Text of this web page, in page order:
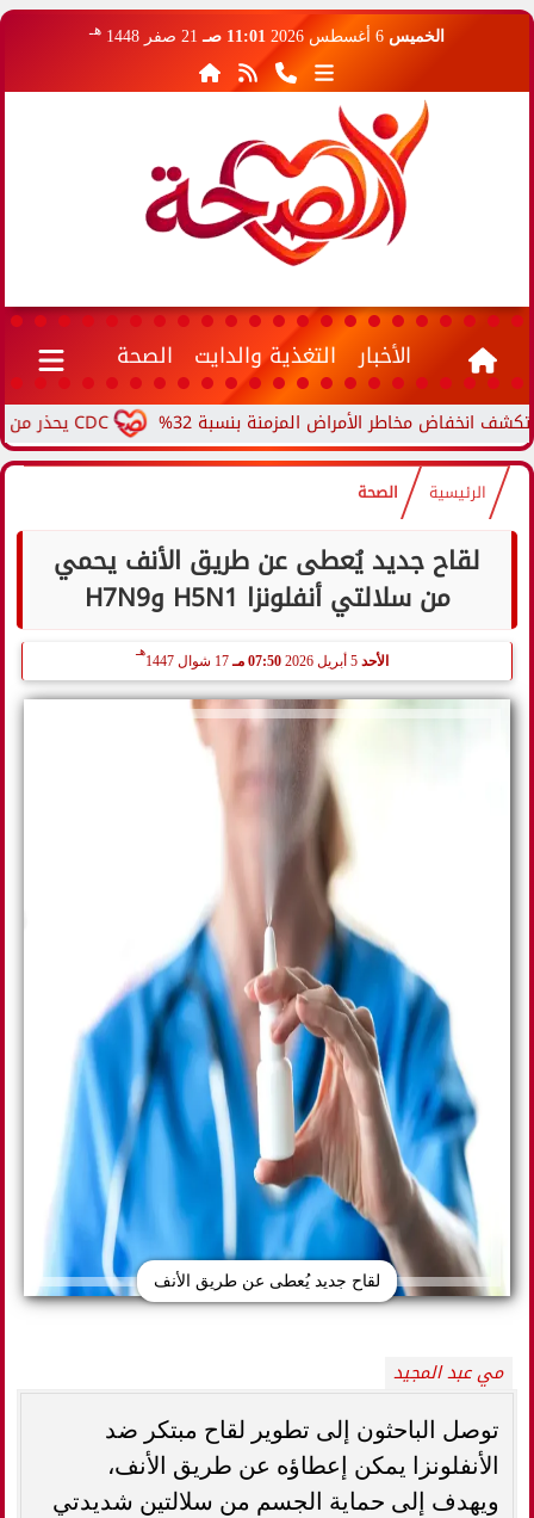
الخميس 11:01 صـ 21 صفر 1448 هـ
الأخبار التغذية والدايت الصحة
CDC يحذر من ارتفاع حالات حمى الأرانب.. مرض نادر ينتقل من الحيوانات... مخاطر الأمراض المزمنة بنسبة 32%
الرئيسية الصحة
لقاح جديد يُعطى عن طريق الأنف يحمي
من سلالتي أنفلونزا H5N1 وH7N9
الأحد 07:50 مـ 17 شوال 1447
هـ
لقاح جديد يُعطى عن طريق الأنف
مي عبد المجيد
توصل الباحثون إلى تطوير لقاح مبتكر ضد
الأنفلونزا يمكن إعطاؤه عن طريق الأنف،
ويهدف إلى حماية الجسم من سلالتين شديدتي